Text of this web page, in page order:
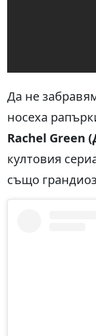
Да не
носеха
Rachel Green
култовия
също